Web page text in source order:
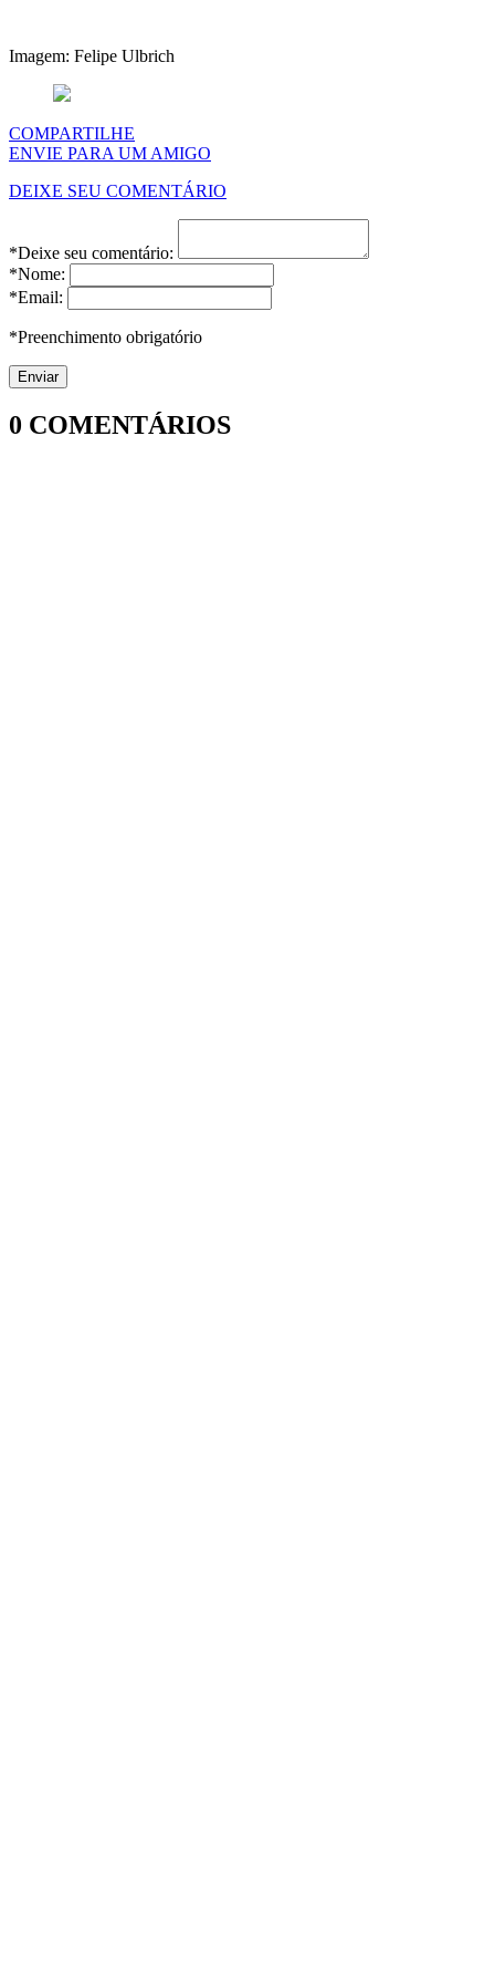
Imagem: Felipe Ulbrich
COMPARTILHE
ENVIE PARA UM AMIGO
DEIXE SEU COMENTÁRIO
*Deixe seu comentário:
*Nome:
*Email:
*Preenchimento obrigatório
0 COMENTÁRIOS